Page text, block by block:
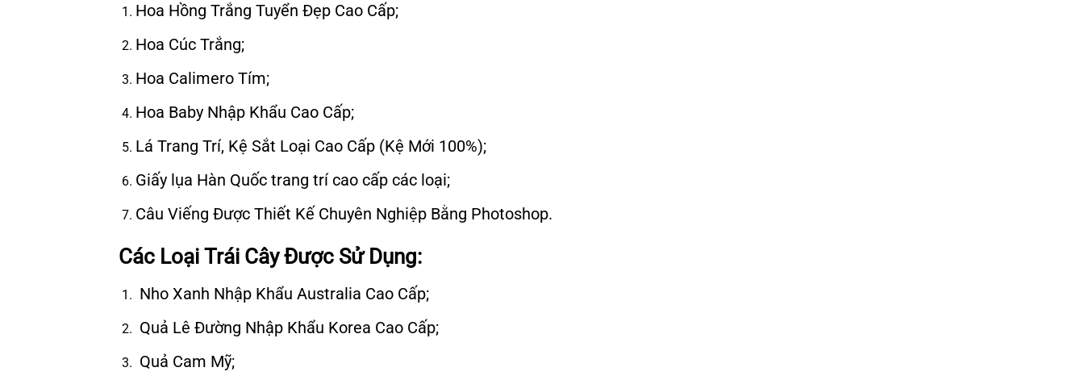
Hoa Hồng Trắng Tuyển Đẹp Cao Cấp;
Hoa Cúc Trắng;
Hoa Calimero Tím;
Hoa Baby Nhập Khẩu Cao Cấp;
Lá Trang Trí, Kệ Sắt Loại Cao Cấp (Kệ Mới 100%);
Giấy lụa Hàn Quốc trang trí cao cấp các loại;
Câu Viếng Được Thiết Kế Chuyên Nghiệp Bằng Photoshop.
Các Loại Trái Cây Được Sử Dụng:
Nho Xanh Nhập Khẩu Australia Cao Cấp;
Quả Lê Đường Nhập Khẩu Korea Cao Cấp;
Quả Cam Mỹ;